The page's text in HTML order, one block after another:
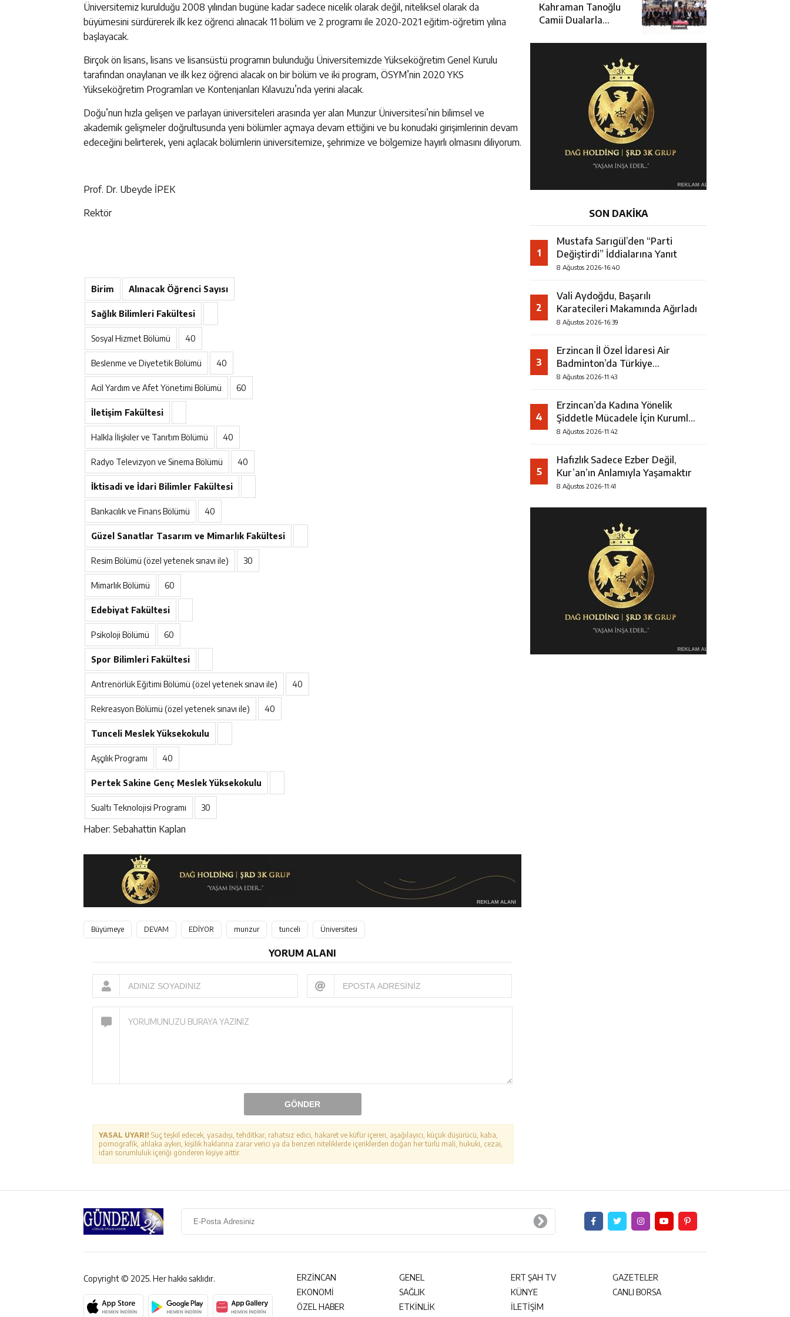
Üniversitemiz kurulduğu 2008 yılından bugüne kadar sadece nicelik olarak değil, niteliksel olarak da
büyümesini sürdürerek ilk kez öğrenci alınacak 11 bölüm ve 2 programı ile 2020-2021 eğitim-öğretim yılına
başlayacak.
Birçok ön lisans, lisans ve lisansüstü programın bulunduğu Üniversitemizde Yükseköğretim Genel Kurulu
tarafından onaylanan ve ilk kez öğrenci alacak on bir bölüm ve iki program, ÖSYM’nin 2020 YKS
Yükseköğretim Programları ve Kontenjanları Kılavuzu’nda yerini alacak.
Doğu’nun hızla gelişen ve parlayan üniversiteleri arasında yer alan Munzur Üniversitesi’nin bilimsel ve
akademik gelişmeler doğrultusunda yeni bölümler açmaya devam ettiğini ve bu konudaki girişimlerinin devam
edeceğini belirterek, yeni açılacak bölümlerin üniversitemize, şehrimize ve bölgemize hayırlı olmasını diliyorum.
Prof. Dr. Ubeyde İPEK
Rektör
Birim Alınacak Öğrenci Sayısı
Sağlık Bilimleri Fakültesi
Sosyal Hizmet Bölümü 40
Beslenme ve Diyetetik Bölümü 40
Acil Yardım ve Afet Yönetimi Bölümü 60
İletişim Fakültesi
Halkla İlişkiler ve Tanıtım Bölümü 40
Radyo Televizyon ve Sinema Bölümü 40
İktisadi ve İdari Bilimler Fakültesi
Bankacılık ve Finans Bölümü 40
Güzel Sanatlar Tasarım ve Mimarlık Fakültesi
Resim Bölümü (özel yetenek sınavı ile) 30
Mimarlık Bölümü 60
Edebiyat Fakültesi
Psikoloji Bölümü 60
Spor Bilimleri Fakültesi
Antrenörlük Eğitimi Bölümü (özel yetenek sınavı ile) 40
Rekreasyon Bölümü (özel yetenek sınavı ile) 40
Tunceli Meslek Yüksekokulu
Aşçılık Programı 40
Pertek Sakine Genç Meslek Yüksekokulu
Sualtı Teknolojisi Programı 30
Haber: Sebahattin Kaplan
Büyümeye DEVAM EDİYOR munzur tunceli Üniversitesi
YORUM ALANI
GÖNDER
YASAL UYARI! Suç teşkil edecek, yasadışı, tehditkar, rahatsız edici, hakaret ve küfür içeren, aşağılayıcı, küçük düşürücü, kaba,
pornografik, ahlaka aykırı, kişilik haklarına zarar verici ya da benzeri niteliklerde içeriklerden doğan her türlü mali, hukuki, cezai,
idari sorumluluk içeriği gönderen kişiye aittir.
Ziyaret
Kahraman Tanoğlu
Camii Dualarla
SON DAKİKA
1
Mustafa Sarıgül’den “Parti
Değiştirdi” İddialarına Yanıt
8 Ağustos 2026-16:40
2
Vali Aydoğdu, Başarılı
Karatecileri Makamında Ağırladı
8 Ağustos 2026-16:39
3
Erzincan İl Özel İdaresi Air
Badminton’da Türkiye
Şampiyonu Oldu
8 Ağustos 2026-11:43
4
Erzincan’da Kadına Yönelik
Şiddetle Mücadele İçin Kurumlar
Bir Araya Geldi
8 Ağustos 2026-11:42
5
Hafızlık Sadece Ezber Değil,
Kur’an’ın Anlamıyla Yaşamaktır
8 Ağustos 2026-11:41
Copyright © 2025. Her hakkı saklıdır. ERZİNCAN
GENEL
EKONOMİ
SAĞLIK
ÖZEL HABER
ETKİNLİK
ERT ŞAH TV
GAZETELER
KÜNYE
CANLI BORSA
İLETİŞİM